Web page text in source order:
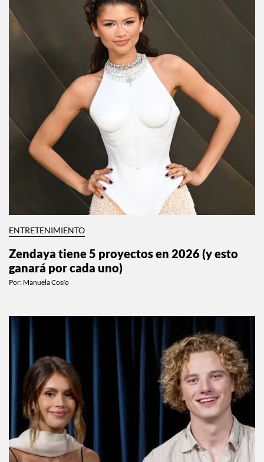
ENTRETENIMIENTO
Zendaya tiene 5 proyectos en 2026 (y esto
ganará por cada uno)
Por: Manuela Cosío